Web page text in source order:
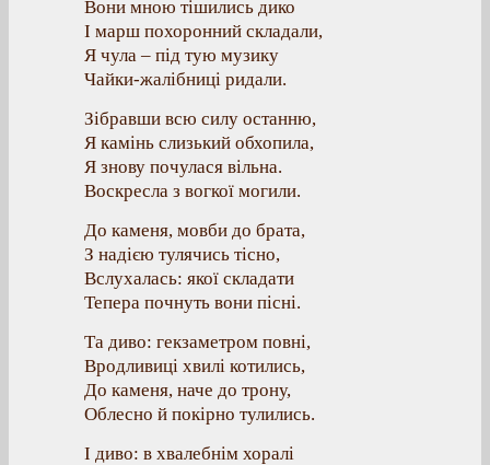
Вони мною тішились дико
І марш похоронний складали,
Я чула – під тую музику
Чайки-жалібниці ридали.
Зібравши всю силу останню,
Я камінь слизький обхопила,
Я знову почулася вільна.
Воскресла з вогкої могили.
До каменя, мовби до брата,
З надією тулячись тісно,
Вслухалась: якої складати
Тепера почнуть вони пісні.
Та диво: гекзаметром повні,
Вродливиці хвилі котились,
До каменя, наче до трону,
Облесно й покірно тулились.
І диво: в хвалебнім хоралі